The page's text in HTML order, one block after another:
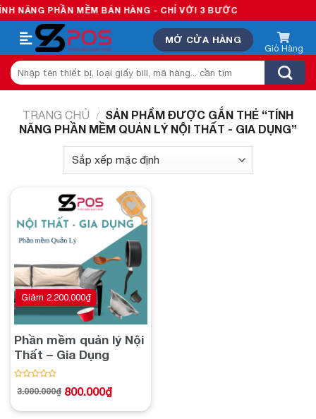
Skip
to
content
NĂNG PHẦN MỀM BÁN HÀNG - CHỈ VỚI 3 BƯỚC
MỞ CỬA HÀNG
Tìm
kiếm:
TRANG CHỦ / SẢN PHẨM ĐƯỢC GẮN THẺ “TÍNH
NĂNG PHẦN MỀM QUẢN LÝ NỘI THẤT - GIA DỤNG”
Add to
wishlist
Phần mềm quản lý Nội
Thất – Gia Dụng
xếp
0
3.000.000₫
Giá
3.000.000₫.
800.000₫
Giá
là:
Giảm 2.200.000₫